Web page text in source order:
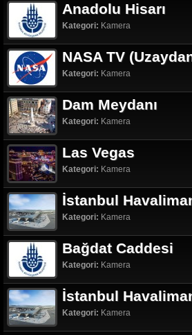
Anadolu Hisarı
Kategori: Kamera
NASA TV
Kategori: Kamera
Dam Meydanı
Kategori: Kamera
Las Vegas
Kategori: Kamera
İstanbul
Kategori: Kamera
Bağdat Caddesi
Kategori: Kamera
İstanbul
Kategori: Kamera